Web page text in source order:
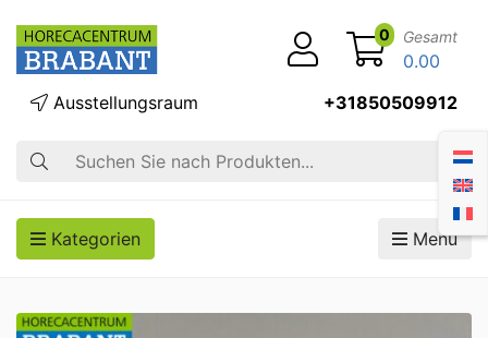
Suche
Ausstellungsraum +31850509912
0 Gesamt
0.00
Kategorien Menü